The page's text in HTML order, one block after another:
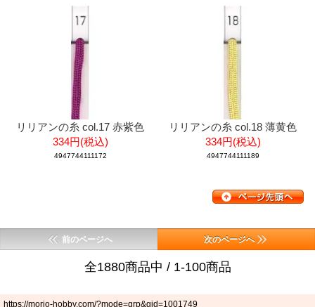
リリアンの糸 col.17 赤紫色
334円(税込)
4947744111172
リリアンの糸 col.18 薄黄色
334円(税込)
4947744111189
前のページへ 次のページへ
全1880商品中 / 1-100商品
https://morio-hobby.com/?mode=grp&gid=1001749